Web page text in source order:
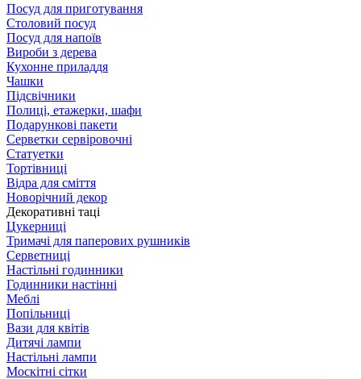
Посуд для приготування
Столовий посуд
Посуд для напоїв
Вироби з дерева
Кухонне приладдя
Чашки
Підсвічники
Полиці, етажерки, шафи
Подарункові пакети
Серветки сервіровочні
Статуетки
Тортівниці
Відра для сміття
Новорічний декор
Декоративні таці
Цукерниці
Тримачі для паперових рушників
Серветниці
Настільні годинники
Годинники настінні
Меблі
Попільниці
Вази для квітів
Дитячі лампи
Настільні лампи
Москітні сітки